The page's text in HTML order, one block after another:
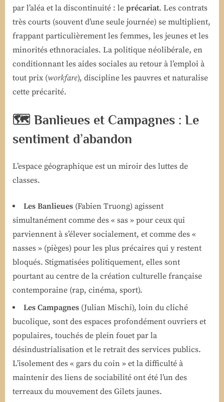
par l’aléa et la discontinuité : le précariat. Les contrats
très courts (souvent d’une seule journée) se multiplient,
frappant particulièrement les femmes, les jeunes et les
minorités ethnoraciales. La politique néolibérale, en
conditionnant les aides sociales au retour à l’emploi à
tout prix (workfare), discipline les pauvres et naturalise
cette précarité.
🗺️ Banlieues et Campagnes : Le
sentiment d’abandon
L’espace géographique est un miroir des luttes de
classes.
Les Banlieues (Fabien Truong) agissent
simultanément comme des « sas » pour ceux qui
parviennent à s’élever socialement, et comme des «
nasses » (pièges) pour les plus précaires qui y restent
bloqués. Stigmatisées politiquement, elles sont
pourtant au centre de la création culturelle française
contemporaine (rap, cinéma, sport).
Les Campagnes (Julian Mischi), loin du cliché
bucolique, sont des espaces profondément ouvriers et
populaires, touchés de plein fouet par la
désindustrialisation et le retrait des services publics.
L’isolement des « gars du coin » et la difficulté à
maintenir des liens de sociabilité ont été l’un des
terreaux du mouvement des Gilets jaunes.